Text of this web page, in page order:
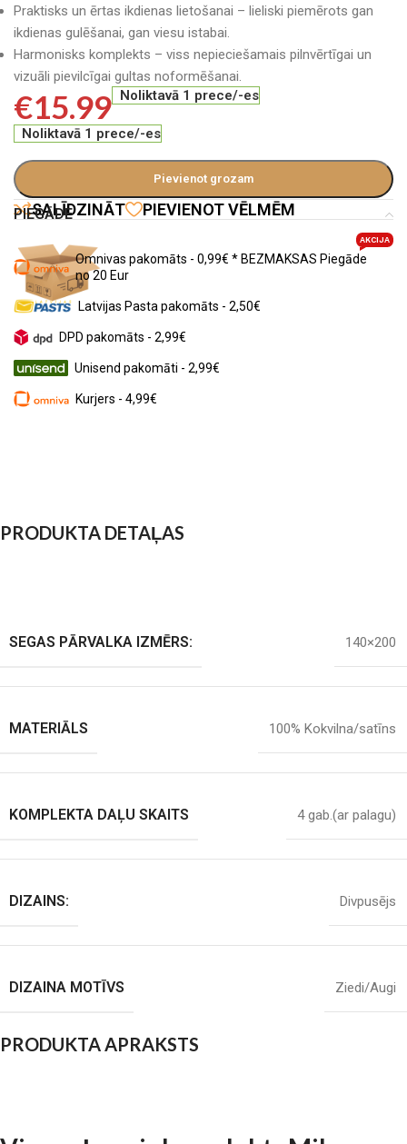
Praktisks un ērtas ikdienas lietošanai – lieliski piemērots gan
ikdienas gulēšanai, gan viesu istabai.
Harmonisks komplekts – viss nepieciešamais pilnvērtīgai un
vizuāli pievilcīgai gultas noformēšanai.
€15.99 Noliktavā 1 prece/-es
Noliktavā 1 prece/-es
Pievienot grozam
SALĪDZINĀT PIEVIENOT VĒLMĒM
PIEGĀDE
Omnivas pakomāts - 0,99€ * BEZMAKSAS Piegāde
no 20 Eur
AKCIJA
Latvijas Pasta pakomāts - 2,50€
DPD pakomāts - 2,99€
Unisend pakomāti - 2,99€
Kurjers - 4,99€
PRODUKTA DETAĻAS
SEGAS PĀRVALKA IZMĒRS: 140×200
MATERIĀLS 100% Kokvilna/satīns
KOMPLEKTA DAĻU SKAITS 4 gab.(ar palagu)
DIZAINS: Divpusējs
DIZAINA MOTĪVS Ziedi/Augi
PRODUKTA APRAKSTS